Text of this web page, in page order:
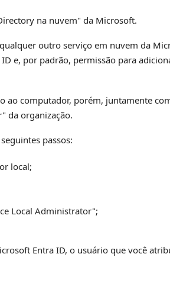
na nuvem" da Microsoft.
outro serviço em nuvem da
e, por padrão, permissão para
ao computador, porém, juntamente
da organização.
passos:
local;
Local Administrator";
Entra ID, o usuário que você